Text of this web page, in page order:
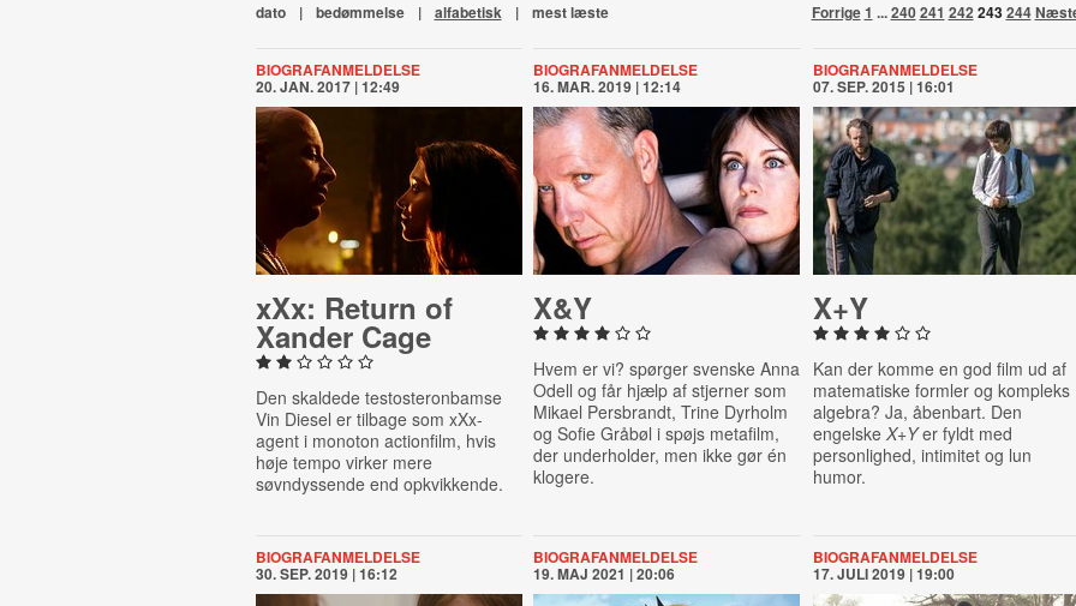
Forrige1 ...240241 242 243244
dato | bedømmelse | alfabetisk | mest læste
BIOGRAFANMELDELSE
20. JAN. 2017 | 12:49
xXx: Return of
Xander Cage
Den skaldede testosteronbamse
Vin Diesel er tilbage som xXx-
agent i monoton actionfilm, hvis
høje tempo virker mere
søvndyssende end opkvikkende.
BIOGRAFANMELDELSE
16. MAR. 2019 | 12:14
X&Y
Hvem er vi? spørger svenske Anna
Odell og får hjælp af stjerner som
Mikael Persbrandt, Trine Dyrholm
og Sofie Gråbøl i spøjs metafilm,
der underholder, men ikke gør én
klogere.
BIOGRAFANMELDELSE
07. SEP. 2015 | 16:01
X+Y
Kan der komme en god film ud af
matematiske formler og kompleks
algebra? Ja, åbenbart. Den
engelske X+Yer fyldt med
personlighed, intimitet og lun
humor.
BIOGRAFANMELDELSE
30. SEP. 2019 | 16:12
BIOGRAFANMELDELSE
19. MAJ 2021 | 20:06
BIOGRAFANMELDELSE
17. JULI 2019 | 19:00